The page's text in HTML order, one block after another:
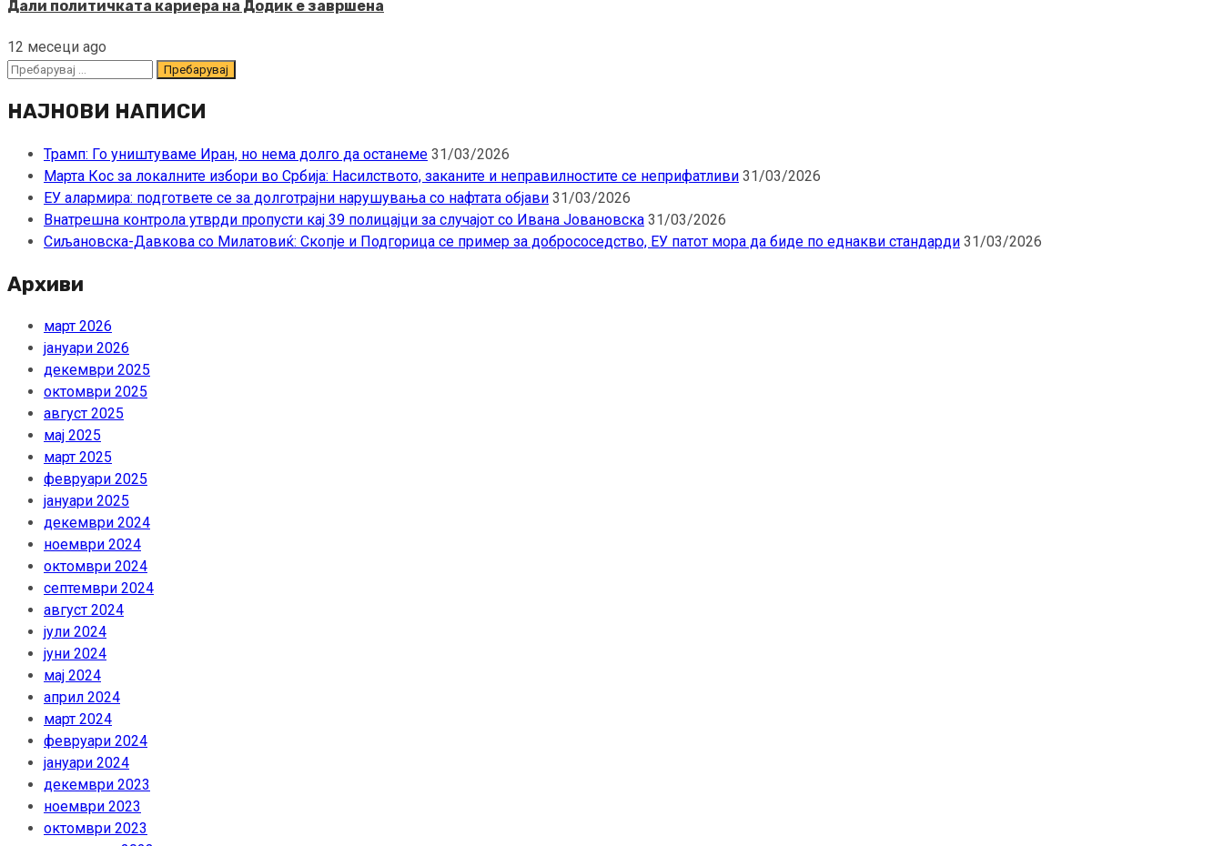
Дали политичката кариера на Додик е завршена
12 месеци ago
Пребарувај
НАЈНОВИ НАПИСИ
Трамп: Го уништуваме Иран, но нема долго да останеме 31/03/2026
Марта Кос за локалните избори во Србија: Насилството, заканите и неправилностите се неприфатливи 31/03/2026
ЕУ алармира: подгответе се за долготрајни нарушувања со нафтата објави 31/03/2026
Внатрешна контрола утврди пропусти кај 39 полицајци за случајот со Ивана Јовановска 31/03/2026
Сиљановска-Давкова со Милатовиќ: Скопје и Подгорица се пример за добрососедство, ЕУ патот мора да биде по еднакви стандарди 31/03/2026
Архиви
март 2026
јануари 2026
декември 2025
октомври 2025
август 2025
мај 2025
март 2025
февруари 2025
јануари 2025
декември 2024
ноември 2024
октомври 2024
септември 2024
август 2024
јули 2024
јуни 2024
мај 2024
април 2024
март 2024
февруари 2024
јануари 2024
декември 2023
ноември 2023
октомври 2023